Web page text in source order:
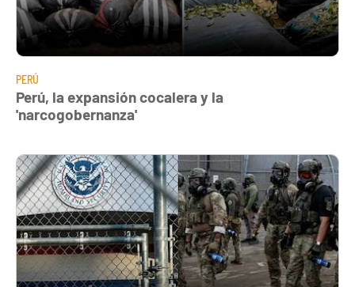
PERÚ
Perú, la expansión cocalera y la
'narcogobernanza'